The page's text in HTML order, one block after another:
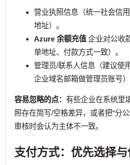
营业执照信息（统一社会信
地址）。
Azure 余额充值 企业对公收
单地址、付款方式一致）。
管理员/联系人信息（建议使
企业域名邮箱做管理员账号）
容易忽略的点： 有些企业在系统里
照存在简写/空格差异，或者把“分公
审核时会认为主体不一致。
支付方式：优先选择